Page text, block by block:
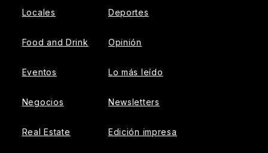
Locales
Food and Drink
Eventos
Negocios
Real Estate
Deportes
Opinión
Lo más leído
Newsletters
Edición impresa